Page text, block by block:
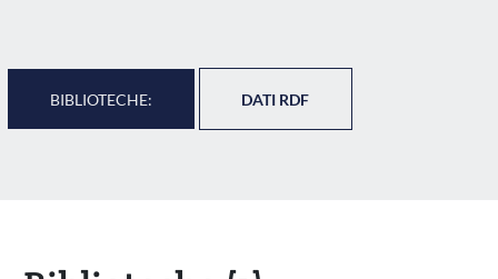
BIBLIOTECHE: DATI RDF